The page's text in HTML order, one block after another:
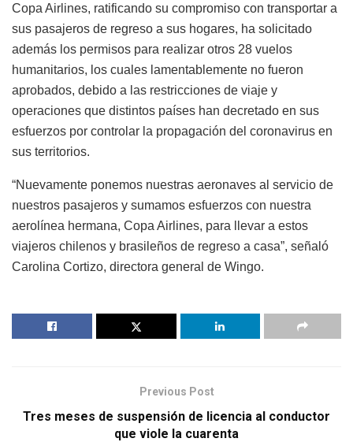
Copa Airlines, ratificando su compromiso con transportar a
sus pasajeros de regreso a sus hogares, ha solicitado
además los permisos para realizar otros 28 vuelos
humanitarios, los cuales lamentablemente no fueron
aprobados, debido a las restricciones de viaje y
operaciones que distintos países han decretado en sus
esfuerzos por controlar la propagación del coronavirus en
sus territorios.
“Nuevamente ponemos nuestras aeronaves al servicio de
nuestros pasajeros y sumamos esfuerzos con nuestra
aerolínea hermana, Copa Airlines, para llevar a estos
viajeros chilenos y brasileños de regreso a casa”, señaló
Carolina Cortizo, directora general de Wingo.
Previous Post
Tres meses de suspensión de licencia al conductor
que viole la cuarenta